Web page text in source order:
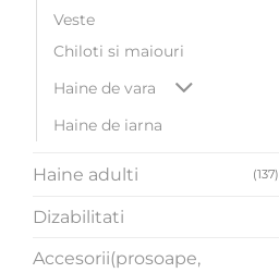
Veste
Chiloti si maiouri
Haine de vara
Haine de iarna
Haine adulti (137)
Dizabilitati
Accesorii(prosoape,